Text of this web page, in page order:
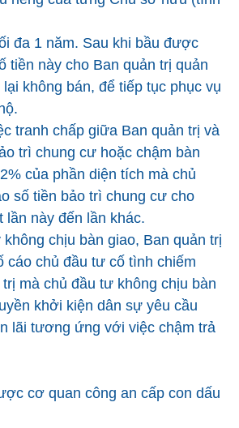
đa 1 năm. Sau khi bầu được
tiền này cho Ban quản trị quản
không bán, để tiếp tục phục vụ
tranh chấp giữa Ban quản trị và
trì chung cư hoặc chậm bàn
của phần diện tích mà chủ
số tiền bảo trì chung cư cho
lần này đến lần khác.
chịu bàn giao, Ban quản trị
chủ đầu tư cố tình chiếm
mà chủ đầu tư không chịu bàn
khởi kiện dân sự yêu cầu
lãi tương ứng với việc chậm trả
cơ quan công an cấp con dấu